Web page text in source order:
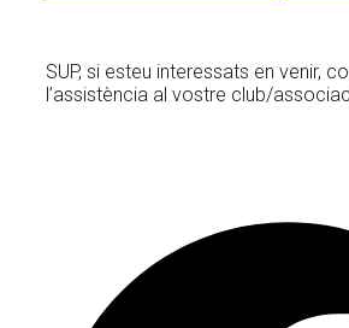
SUP, si esteu interessats en venir,
l’assistència al vostre club/